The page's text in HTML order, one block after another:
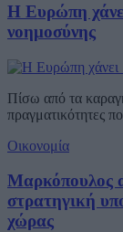
Η Ευρώπη
νοημοσύνης
Πίσω από τα
πραγματικότητες
Οικονομία
Μαρκόπουλος
στρατηγική
χώρας